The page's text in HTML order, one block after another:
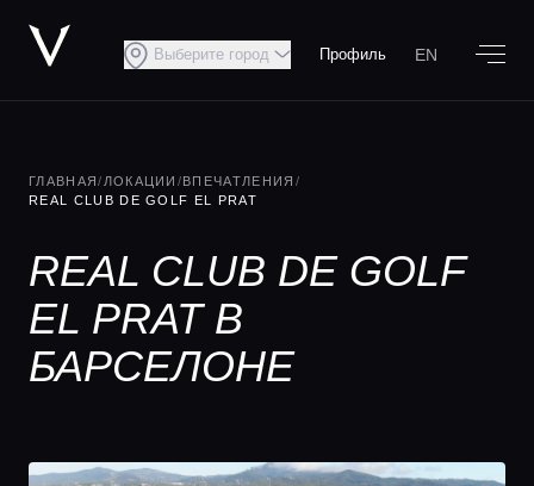
Выберите город Профиль EN
ГЛАВНАЯ/ ЛОКАЦИИ /ВПЕЧАТЛЕНИЯ /
REAL CLUB DE GOLF EL PRAT
REAL CLUB DE GOLF
EL PRAT В
БАРСЕЛОНЕ